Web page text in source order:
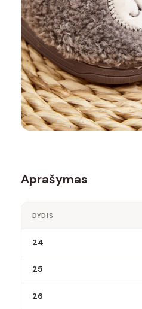
Aprašymas
DYDIS
24
25
26